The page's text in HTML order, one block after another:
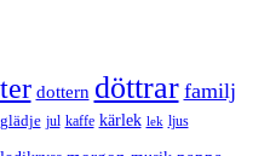
dottern döttrar familj
glädje jul kaffe kärlek lek ljus